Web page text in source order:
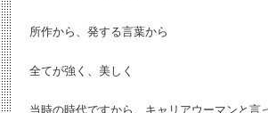
所作から、発する言葉から
全てが強く、美しく
当時の時代ですから、キャリアウーマンと